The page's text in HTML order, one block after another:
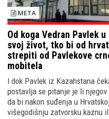
META
Od koga Vedran Pavlek
svoj život, tko bi od
strepiti od Pavlekove
mobitela
I dok Pavlek iz Kazahstana
postavlja se pitanje je li
da bi nakon suđenja u
višegodišnju zatvorsku kaznu